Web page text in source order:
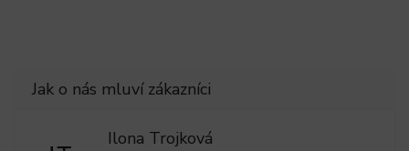
Ilona Trojková